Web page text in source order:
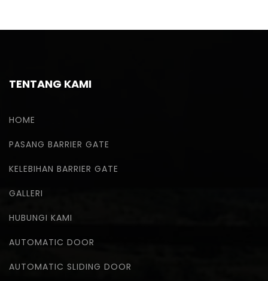
TENTANG KAMI
HOME
PASANG BARRIER GATE
KELEBIHAN BARRIER GATE
GALLERI
HUBUNGI KAMI
AUTOMATIC DOOR
AUTOMATIC SLIDING DOOR